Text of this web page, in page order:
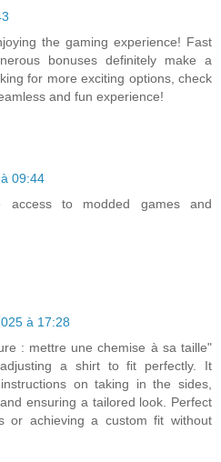
the gaming experience! Fast
bonuses definitely make a
for more exciting options, check
and fun experience!
09:44
access to modded games and
à 17:28
: mettre une chemise à sa taille"
a shirt to fit perfectly. It
on taking in the sides,
ensuring a tailored look. Perfect
or achieving a custom fit without